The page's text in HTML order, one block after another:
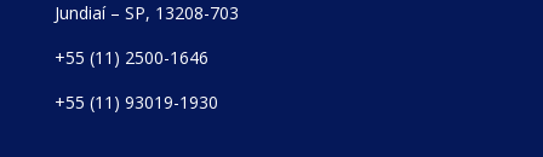
Jundiaí – SP, 13208-703
+55 (11) 2500-1646
+55 (11) 93019-1930